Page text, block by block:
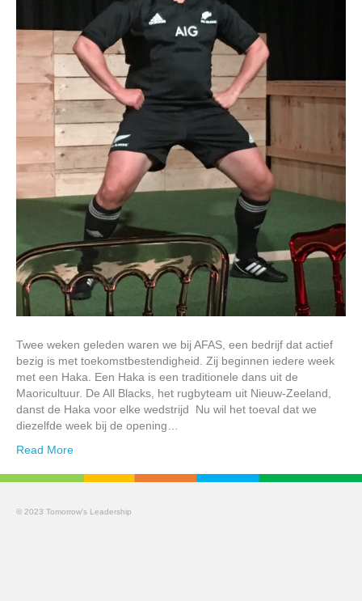
Twee weken geleden waren we bij AFAS, een bedrijf dat actief
bezig is met toekomstbestendigheid. Zij beginnen iedere week
met een Haka. Een Haka is een traditionele dans uit de
Maoricultuur. De All Blacks, het rugbyteam uit Nieuw-Zeeland,
danst de Haka voor elke wedstrijd Nu wil het toeval dat we
diezelfde week bij de opening…
Read More
© 2023 Tomorrow's Leadership